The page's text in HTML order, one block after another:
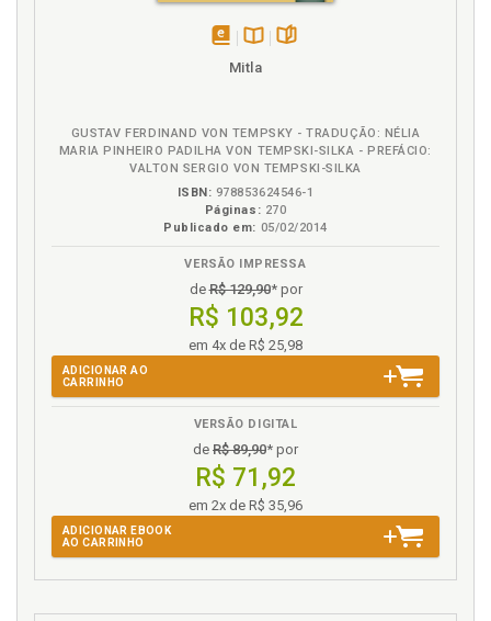
disponívelDisponível
Mitla
GUSTAV FERDINAND VON TEMPSKY - TRADUÇÃO: NÉLIA
MARIA PINHEIRO PADILHA VON TEMPSKI-SILKA - PREFÁCIO:
VALTON SERGIO VON TEMPSKI-SILKA
ISBN: 978853624546-1
Páginas: 270
Publicado em: 05/02/2014
VERSÃO IMPRESSA
deR$ 129,90* por
R$ 103,92
em 4x de R$ 25,98
ADICIONAR AO
CARRINHO
VERSÃO DIGITAL
de R$ 89,90* por
R$ 71,92
em 2x de R$ 35,96
ADICIONAR EBOOK
AO CARRINHO